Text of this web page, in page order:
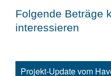
Folgende Beträge
interessieren